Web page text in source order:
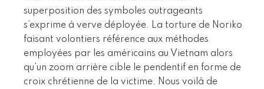
superposition des symboles outrageants
s’exprime à verve déployée. La torture de Noriko
faisant volontiers référence aux méthodes
employées par les américains au Vietnam alors
qu’un zoom arrière cible le pendentif en forme de
croix chrétienne de la victime. Nous voilà de